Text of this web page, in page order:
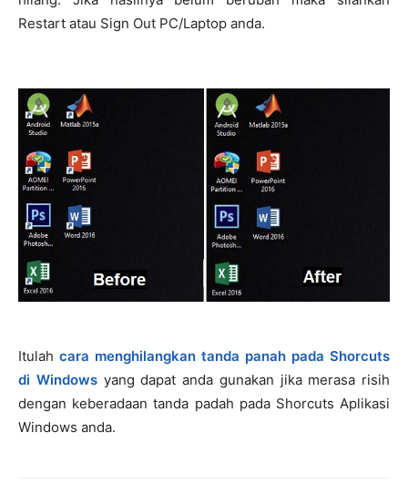
Restart atau Sign Out PC/Laptop anda.
Itulah cara menghilangkan tanda panah pada Shorcuts
di Windowsyang dapat anda gunakan jika merasa risih
dengan keberadaan tanda padah pada Shorcuts Aplikasi
Windows anda.